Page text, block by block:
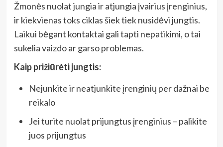
Žmonės nuolat jungia ir atjungia įvairius įrenginius,
ir kiekvienas toks ciklas šiek tiek nusidėvi jungtis.
Laikui bėgant kontaktai gali tapti nepatikimi, o tai
sukelia vaizdo ar garso problemas.
Kaip prižiūrėti jungtis:
Nejunkite ir neatjunkite įrenginių per dažnai be
reikalo
Jei turite nuolat prijungtus įrenginius – palikite
juos prijungtus